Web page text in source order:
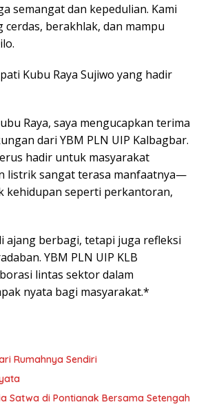
semangat dan kepedulian. Kami
berakhlak, dan mampu
Kubu Raya Sujiwo yang hadir
Raya, saya mengucapkan terima
dari YBM PLN UIP Kalbagbar.
hadir untuk masyarakat
listrik sangat terasa manfaatnya—
kehidupan seperti perkantoran,
ajang berbagi, tetapi juga refleksi
YBM PLN UIP KLB
lintas sektor dalam
nyata bagi masyarakat.*
Rumahnya Sendiri
Satwa di Pontianak Bersama Setengah